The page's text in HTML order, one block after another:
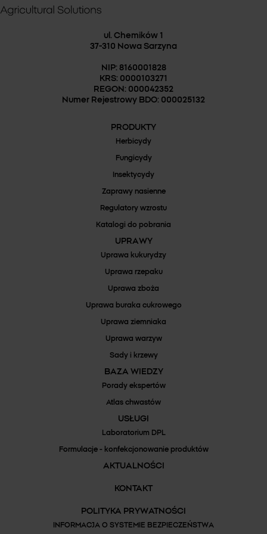
ul. Chemików 1
37-310 Nowa Sarzyna
NIP: 8160001828
KRS: 0000103271
REGON: 000042352
Numer Rejestrowy BDO: 000025132
PRODUKTY
Herbicydy
Fungicydy
Insektycydy
Zaprawy nasienne
Regulatory wzrostu
Katalogi do pobrania
UPRAWY
Uprawa kukurydzy
Uprawa rzepaku
Uprawa zboża
Uprawa buraka cukrowego
Uprawa ziemniaka
Uprawa warzyw
Sady i krzewy
BAZA WIEDZY
Porady ekspertów
Atlas chwastów
USŁUGI
Laboratorium DPL
Formulacje - konfekcjonowanie produktów
AKTUALNOŚCI
KONTAKT
POLITYKA PRYWATNOŚCI
INFORMACJA O SYSTEMIE BEZPIECZEŃSTWA